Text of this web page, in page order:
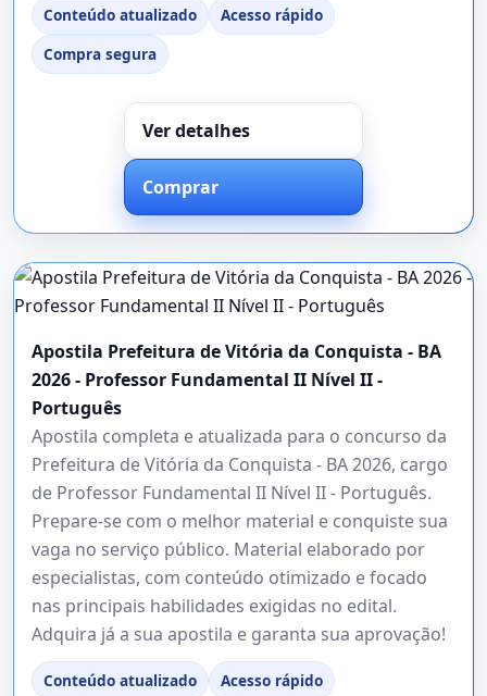
Conteúdo atualizado
Acesso rápido
Compra segura
Ver detalhes
Comprar
Apostila Prefeitura de Vitória da Conquista - BA
2026 - Professor Fundamental II Nível II -
Português
Apostila completa e atualizada para o concurso da
Prefeitura de Vitória da Conquista - BA 2026, cargo
de Professor Fundamental II Nível II - Português.
Prepare-se com o melhor material e conquiste sua
vaga no serviço público. Material elaborado por
especialistas, com conteúdo otimizado e focado
nas principais habilidades exigidas no edital.
Adquira já a sua apostila e garanta sua aprovação!
Conteúdo atualizado
Acesso rápido